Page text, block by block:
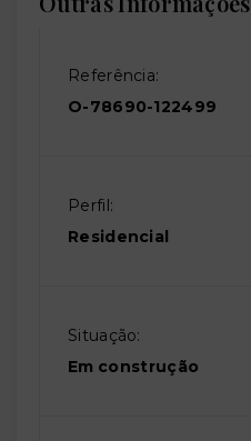
Referência:
O-78690-122499
Perfil:
Residencial
Situação:
Em construção